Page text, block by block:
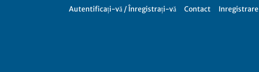
Autentificați-vă / Înregistrați-vă Contact Inregistrare